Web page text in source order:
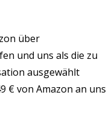
über
und uns als die zu
ausgewählt
€ von Amazon an uns